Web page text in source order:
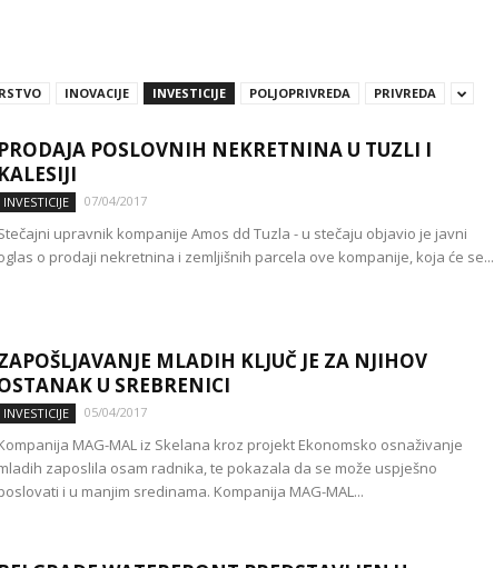
INOVACIJE INVESTICIJE POLJOPRIVREDA PRIVREDA
PRODAJA POSLOVNIH NEKRETNINA U TUZLI I
KALESIJI
INVESTICIJE 07/04/2017
upravnik kompanije Amos dd Tuzla - u stečaju objavio je javni
o prodaji nekretnina i zemljišnih parcela ove kompanije, koja će se...
MLADIH KLJUČ JE ZA NJIHOV
U SREBRENICI
INVESTICIJE 05/04/2017
MAG-MAL iz Skelana kroz projekt Ekonomsko osnaživanje
zaposlila osam radnika, te pokazala da se može uspješno
i u manjim sredinama. Kompanija MAG-MAL...